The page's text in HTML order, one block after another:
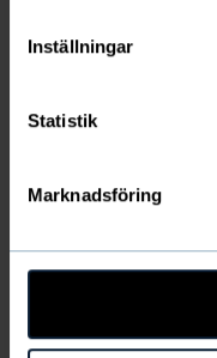
Inställningar
Statistik
Marknadsföring
Jag har